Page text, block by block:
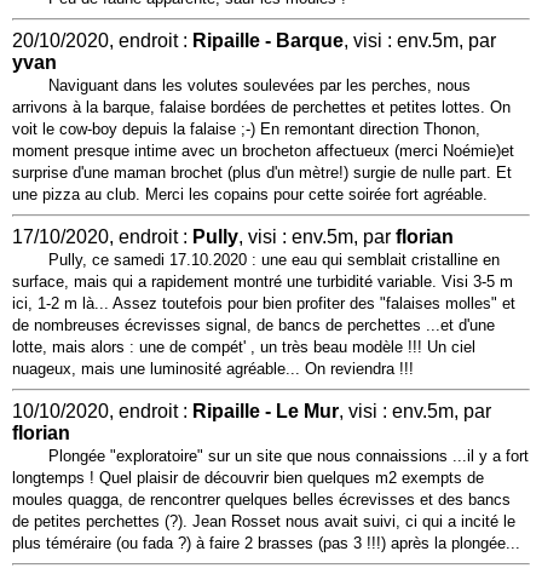
20/10/2020, endroit : Ripaille - Barque, visi : env.5m, par
yvan
Naviguant dans les volutes soulevées par les perches, nous
arrivons à la barque, falaise bordées de perchettes et petites lottes. On
voit le cow-boy depuis la falaise ;-) En remontant direction Thonon,
moment presque intime avec un brocheton affectueux (merci Noémie)et
surprise d'une maman brochet (plus d'un mètre!) surgie de nulle part. Et
une pizza au club. Merci les copains pour cette soirée fort agréable.
17/10/2020, endroit : Pully, visi : env.5m, par florian
Pully, ce samedi 17.10.2020 : une eau qui semblait cristalline en
surface, mais qui a rapidement montré une turbidité variable. Visi 3-5 m
ici, 1-2 m là... Assez toutefois pour bien profiter des "falaises molles" et
de nombreuses écrevisses signal, de bancs de perchettes ...et d'une
lotte, mais alors : une de compét' , un très beau modèle !!! Un ciel
nuageux, mais une luminosité agréable... On reviendra !!!
10/10/2020, endroit : Ripaille - Le Mur, visi : env.5m, par
florian
Plongée "exploratoire" sur un site que nous connaissions ...il y a fort
longtemps ! Quel plaisir de découvrir bien quelques m2 exempts de
moules quagga, de rencontrer quelques belles écrevisses et des bancs
de petites perchettes (?). Jean Rosset nous avait suivi, ci qui a incité le
plus téméraire (ou fada ?) à faire 2 brasses (pas 3 !!!) après la plongée...